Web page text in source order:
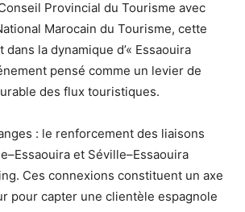
Provincial du Tourisme avec
Marocain du Tourisme, cette
dans la dynamique d’« Essaouira
pensé comme un levier de
des flux touristiques.
: le renforcement des liaisons
et Séville–Essaouira
Ces connexions constituent un axe
pour capter une clientèle espagnole